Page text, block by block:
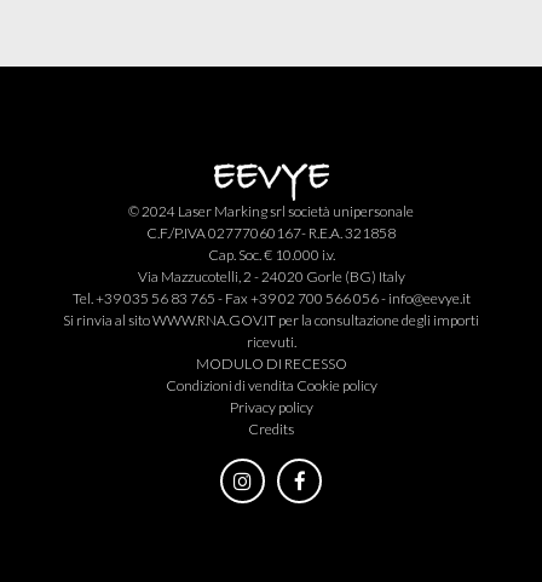
© 2024 Laser Marking srl società unipersonale
C.F./P.IVA 02777060167- R.E.A. 321858
Cap. Soc. € 10.000 i.v.
Via Mazzucotelli, 2 - 24020 Gorle (BG) Italy
Tel. +39 035 56 83 765 - Fax +39 02 700 566 056 - info@eevye.it
Si rinvia al sitoWWW.RNA.GOV.IT per la consultazione degli importi
ricevuti.
MODULO DI RECESSO
Condizioni di vendita Cookie policy
Privacy policy
Credits